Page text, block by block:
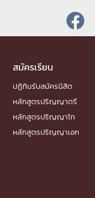
สมัครเรียน
ปฏิทินรับสมัครนิสิต
หลักสูตรปริญญาตรี
หลักสูตรปริญญาโท
หลักสูตรปริญญาเอก